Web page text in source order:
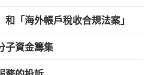
和「海外帳戶稅收合規法案」
子資金籌集